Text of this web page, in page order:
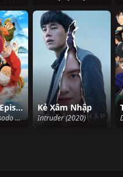
One piece: Episodo obu choppa + Fuyu ni saku, kiseki no sakura
One piece: Episodo obu choppa + Fuyu ni saku, kiseki no sakura (2008)
Kẻ Xâm Nhập
Intruder (2020)